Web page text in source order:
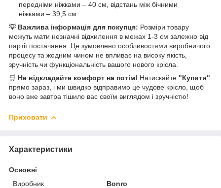
передніми ніжками – 40 см, відстань між бічними
ніжками – 39,5 см
💡 Важлива інформація для покупця: Розміри товару
можуть мати незначні відхилення в межах 1-3 см залежно від
партії постачання. Це зумовлено особливостями виробничого
процесу та жодним чином не впливає на високу якість,
зручність чи функціональність вашого нового крісла.
🛒 Не відкладайте комфорт на потім! Натискайте "Купити"
прямо зараз, і ми швидко відправимо це чудове крісло, щоб
воно вже завтра тішило вас своїм виглядом і зручністю!
Приховати
Характеристики
Основні
Виробник
Bonro